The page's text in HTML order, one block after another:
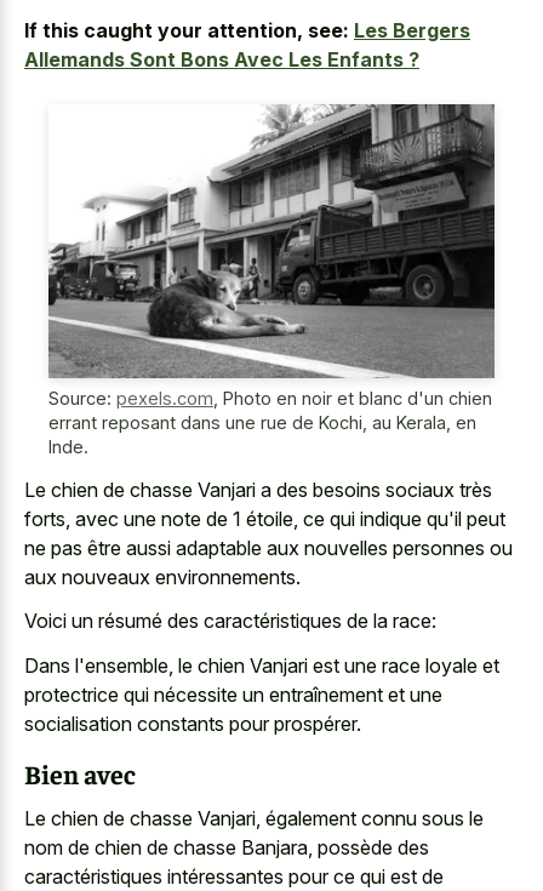
If this caught your attention, see: Les Bergers
Allemands Sont Bons Avec Les Enfants ?
Source: pexels.com Photo en noir et blanc d'un chien
errant reposant dans une rue de Kochi, au Kerala, en
Inde.
Le chien de chasse Vanjari a des besoins sociaux très
forts, avec une note de 1 étoile, ce qui indique qu'il peut
ne pas être aussi adaptable aux nouvelles personnes ou
aux nouveaux environnements.
Voici un résumé des caractéristiques de la race:
Dans l'ensemble, le chien Vanjari est une race loyale et
protectrice qui nécessite un entraînement et une
socialisation constants pour prospérer.
Bien avec
Le chien de chasse Vanjari, également connu sous le
nom de chien de chasse Banjara, possède des
caractéristiques intéressantes pour ce qui est de